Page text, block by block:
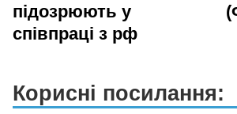
підозрюють у
співпраці з рф
Корисні посилання: